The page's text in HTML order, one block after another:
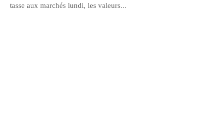
tasse aux marchés lundi, les valeurs...